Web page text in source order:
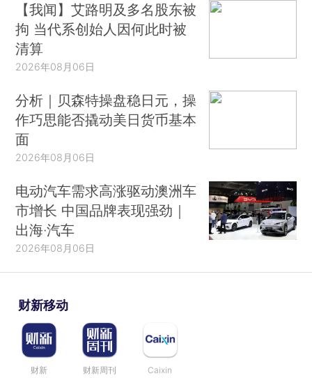
【我闻】艾路明及多名股东被
拘 当代系创始人因何此时被
清算
2026年08月06日
分析｜贝森特操盘稳日元，操
作巧思能否撬动美日货币基本
面
2026年08月06日
电动汽车需求高涨驱动澳洲车
市增长 中国品牌表现强劲｜
出海·汽车
2026年08月06日
财新移动
财新 财新周刊 Caixin